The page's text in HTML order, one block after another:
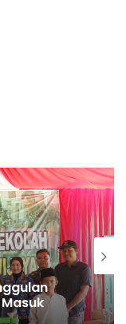
merupakan
virus corona.
dan SD/MI.
yaitu